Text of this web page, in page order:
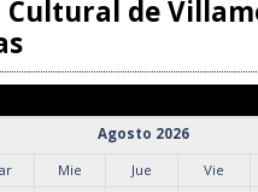
Cultural de
Agosto 2026
Mie Jue Vie